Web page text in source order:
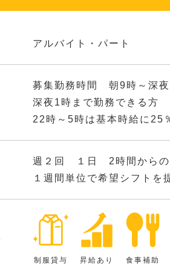
アルバイト・パート
募集勤務時間 朝9時～深夜
深夜1時まで勤務できる方
22時～5時は基本時給に25
週２回 １日 2時間からの
１週間単位で希望シフトを
制服貸与 昇給あり 食事補助